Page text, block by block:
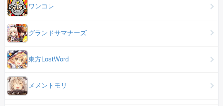
ワンコレ
グランドサマナーズ
東方LostWord
メメントモリ